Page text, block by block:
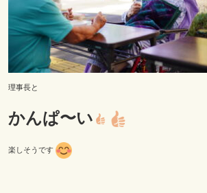
理事長と
かんぱ〜い
楽しそうです